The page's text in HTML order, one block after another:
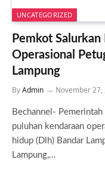
UNCATEGORIZED
Pemkot
Operasional
Lampung
ByAdmin November 27,
Bechannel-
puluhan kendaraan
hidup (Dlh) Bandar
Lampung,…